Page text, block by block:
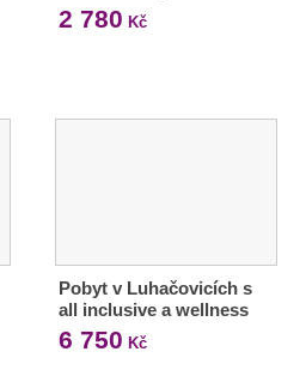
2 780 Kč
Pobyt v Luhačovicích s
all inclusive a wellness
6 750 Kč